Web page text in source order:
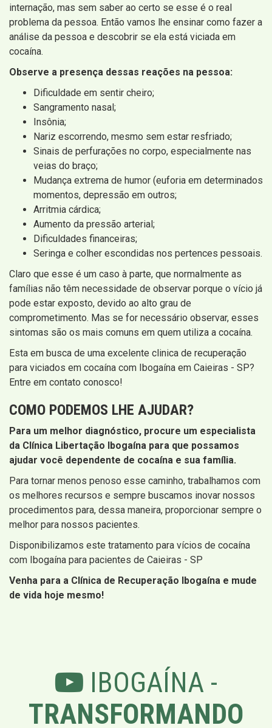
internação, mas sem saber ao certo se esse é o real
problema da pessoa. Então vamos lhe ensinar como fazer a
análise da pessoa e descobrir se ela está viciada em
cocaína.
Observe a presença dessas reações na pessoa:
Dificuldade em sentir cheiro;
Sangramento nasal;
Insônia;
Nariz escorrendo, mesmo sem estar resfriado;
Sinais de perfurações no corpo, especialmente nas
veias do braço;
Mudança extrema de humor (euforia em determinados
momentos, depressão em outros;
Arritmia cárdica;
Aumento da pressão arterial;
Dificuldades financeiras;
Seringa e colher escondidas nos pertences pessoais.
Claro que esse é um caso à parte, que normalmente as
famílias não têm necessidade de observar porque o vício já
pode estar exposto, devido ao alto grau de
comprometimento. Mas se for necessário observar, esses
sintomas são os mais comuns em quem utiliza a cocaína.
Esta em busca de uma excelente clinica de recuperação
para viciados em cocaína com Ibogaína em Caieiras - SP?
Entre em contato conosco!
COMO PODEMOS LHE AJUDAR?
Para um melhor diagnóstico, procure um especialista
da Clínica Libertação Ibogaína para que possamos
ajudar você dependente de cocaína e sua família.
Para tornar menos penoso esse caminho, trabalhamos com
os melhores recursos e sempre buscamos inovar nossos
procedimentos para, dessa maneira, proporcionar sempre o
melhor para nossos pacientes.
Disponibilizamos este tratamento para vícios de cocaína
com Ibogaína para pacientes de Caieiras - SP
Venha para a Clínica de Recuperação Ibogaína e mude
de vida hoje mesmo!
IBOGAÍNA -
TRANSFORMANDO